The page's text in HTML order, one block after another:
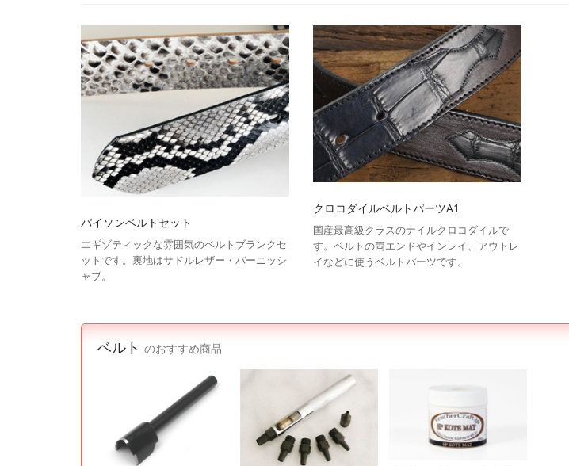
パイソンベルトセット
エギゾティックな雰囲気のベルトブランクセ
ットです。裏地はサドルレザー・バーニッシ
ャブ。
クロコダイルベルトパーツA1
国産最高級クラスのナイルクロコダイルで
す。ベルトの両エンドやインレイ、アウトレ
イなどに使うベルトパーツです。
ベルト のおすすめ商品